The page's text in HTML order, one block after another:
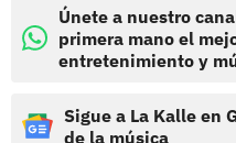
Únete a nuestro
primera mano el
entretenimiento y
Sigue a La Kalle en
de la música